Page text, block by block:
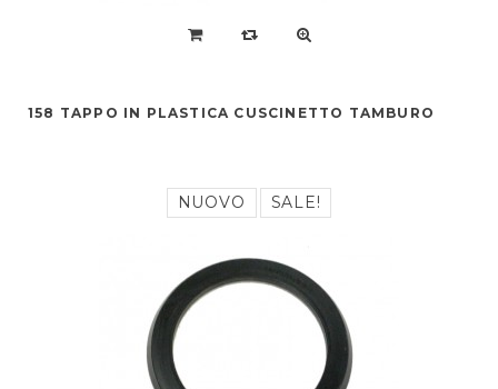
158 TAPPO IN PLASTICA CUSCINETTO TAMBURO
NUOVO SALE!